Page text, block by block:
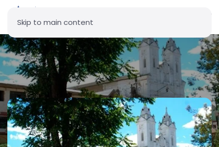
Skip to main content
Parroquia Nuestra Señora de
la Asunción - Alóag